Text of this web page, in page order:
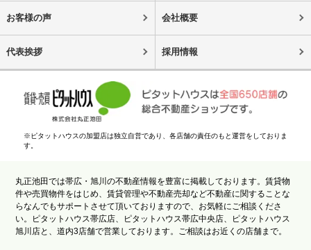
お客様の声 会社概要
代表挨拶 採用情報
※ピタットハウスの加盟店は独立自営であり、各店舗の責任のもと運営をしておりま
す。
丸正池田では帯広・旭川の不動産情報を豊富に掲載しております。賃貸物
件や売買物件をはじめ、賃貸管理や不動産売却など不動産に関することな
らなんでもサポートさせて頂いておりますので、お気軽にご相談くださ
い。ピタットハウス帯広店、ピタットハウス帯広中央店、ピタットハウス
旭川店と、道内3店舗で営業しております。ご相談はお近くの店舗まで。